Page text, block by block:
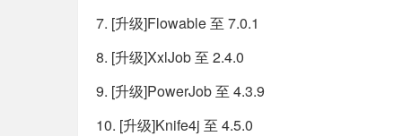
7. [升级]Flowable 至 7.0.1
8. [升级]XxlJob 至 2.4.0
9. [升级]PowerJob 至 4.3.9
10. [升级]Knife4j 至 4.5.0